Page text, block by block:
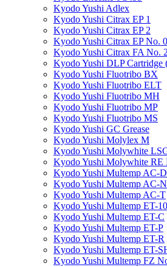
Kyodo Yushi Adlex
Kyodo Yushi Citrax EP 1
Kyodo Yushi Citrax EP 2
Kyodo Yushi Citrax EP No. 0
Kyodo Yushi Citrax FA No. 2
Kyodo Yushi DLP Cartridge
Kyodo Yushi Fluotribo BX
Kyodo Yushi Fluotribo ELT
Kyodo Yushi Fluotribo MH
Kyodo Yushi Fluotribo MP
Kyodo Yushi Fluotribo MS
Kyodo Yushi GC Grease
Kyodo Yushi Molylex M
Kyodo Yushi Molywhite
Kyodo Yushi Molywhite RE
Kyodo Yushi Multemp AC-D
Kyodo Yushi Multemp AC-N
Kyodo Yushi Multemp AC-T
Kyodo Yushi Multemp ET-
Kyodo Yushi Multemp ET-C
Kyodo Yushi Multemp ET-P
Kyodo Yushi Multemp ET-R
Kyodo Yushi Multemp ET-
Kyodo Yushi Multemp FZ